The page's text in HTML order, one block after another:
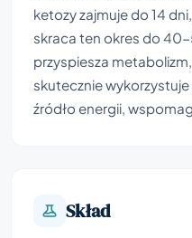
ketozy zajmuje do 14
skraca ten okres do
przyspiesza
skutecznie
źródło energii,
Skład